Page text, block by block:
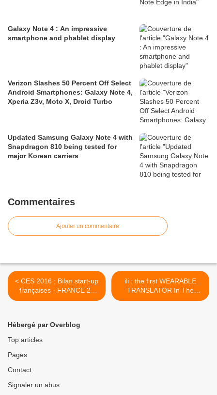
Galaxy Note 4 : An impressive
smartphone and phablet display
Verizon Slashes 50 Percent Off Select
Android Smartphones: Galaxy Note 4,
Xperia Z3v, Moto X, Droid Turbo
Updated Samsung Galaxy Note 4 with
Snapdragon 810 being tested for
major Korean carriers
Commentaires
Ajouter un commentaire
< CES 2016 : Bilan start-up
françaises - FRANCE 2e
pays le plus représenté
ili : the first WEARABLE
TRANSLATOR In The
World >
Hébergé par Overblog
Top articles
Pages
Contact
Signaler un abus